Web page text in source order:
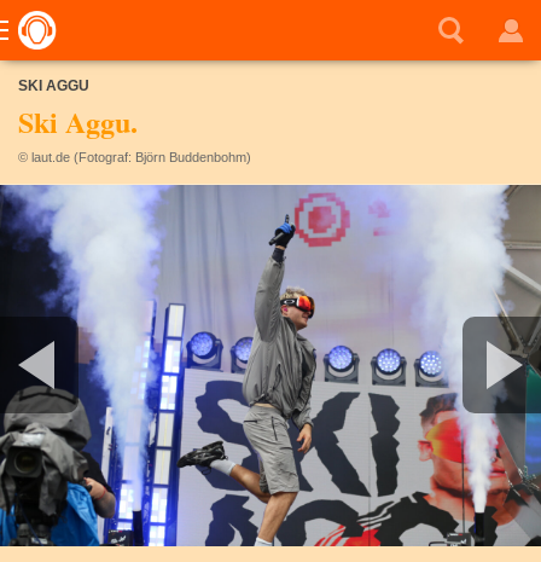
SKI AGGU
Ski Aggu.
© laut.de (Fotograf: Björn Buddenbohm)